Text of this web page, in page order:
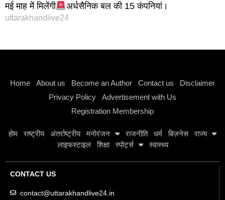
मई माह में मिलेंगी
अर्धसैनिक बल की 15 कंपनियां।
uttarakhandlive24
Home About us Become an Author Contact us
Disclaimer
Privacy Policy
Advertisement with Us
Registration Membership
होम राष्ट्रीय अंतर्राष्ट्रीय मनोरंजन राजनीति धर्म बिज़नेस
राज्य
लाइफस्टाइल
शिक्षा स्पोर्ट्स स्वास्थ्य
CONTACT US
contact@uttarakhandlive24.in